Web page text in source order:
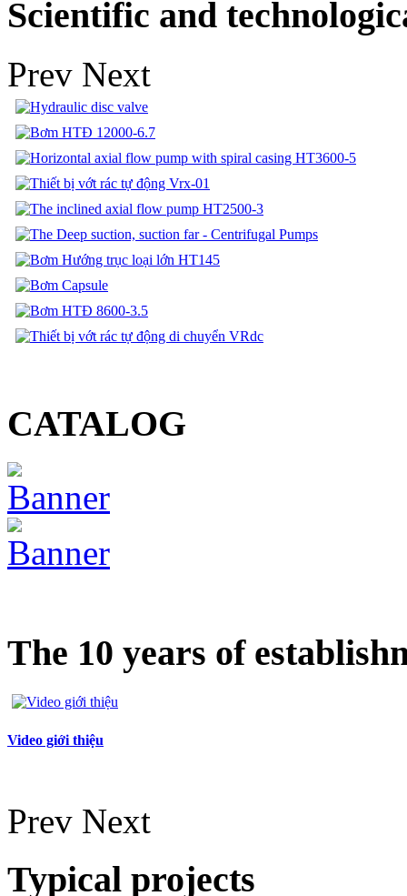
Scientific and
Prev Next
CATALOG
The 10 years of
Video giới thiệu
Prev Next
Typical projects